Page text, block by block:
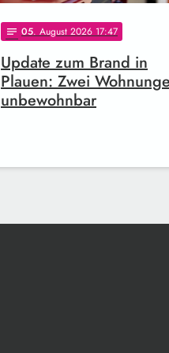
notes 05. August 2026 17:47
Update zum Brand in
Plauen: Zwei
unbewohnbar